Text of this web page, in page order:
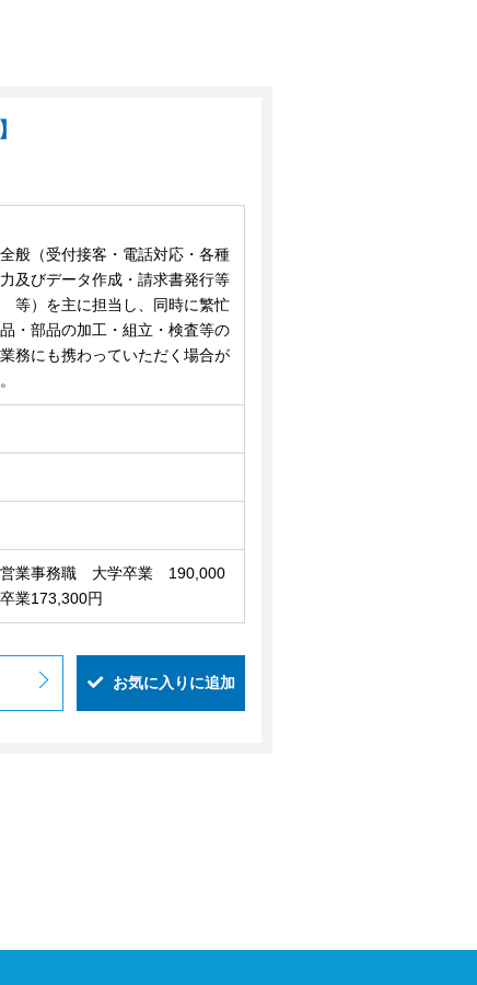
般（受付接客・電話対応・各種
及びデータ作成・請求書発行等
等）を主に担当し、同時に繁忙
・部品の加工・組立・検査等の
務にも携わっていただく場合が
業事務職 大学卒業 190,000
業173,300円
お気に入りに追加